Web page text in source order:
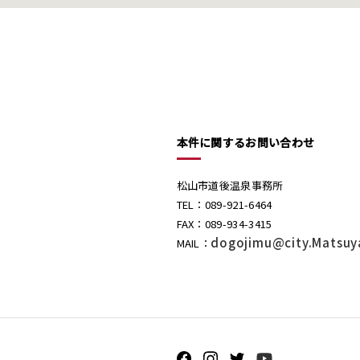
本件に関するお問い合わせ
松山市道後温泉事務所
TEL：089-921-6464
FAX：089-934-3415
MAIL：